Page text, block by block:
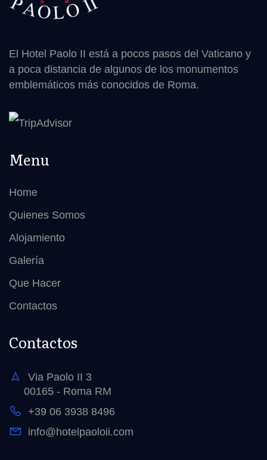
El Hotel Paolo II está a pocos pasos del Vaticano y
a poca distancia de algunos de los monumentos
emblemáticos más conocidos de Roma.
Menu
Home
Quienes Somos
Alojamiento
Galería
Que Hacer
Contactos
Contactos
Via Paolo II 3
00165 - Roma RM
+39 06 3938 8496
info@hotelpaoloii.com